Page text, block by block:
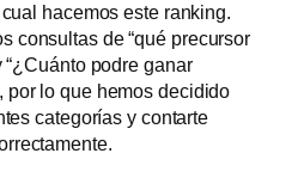
hacemos este ranking.
consultas de “qué precursor
“¿Cuánto podre ganar
por lo que hemos decidido
categorías y contarte